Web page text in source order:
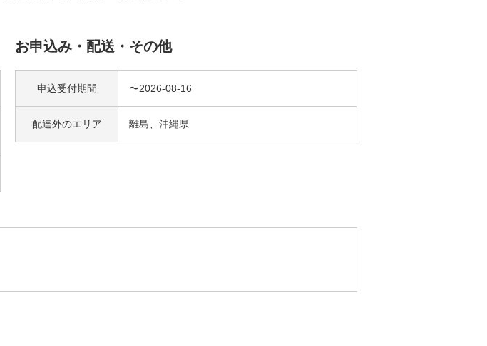
お申込み・配送・その他
申込受付期間 〜2026-08-16
配達外のエリア 離島、沖縄県